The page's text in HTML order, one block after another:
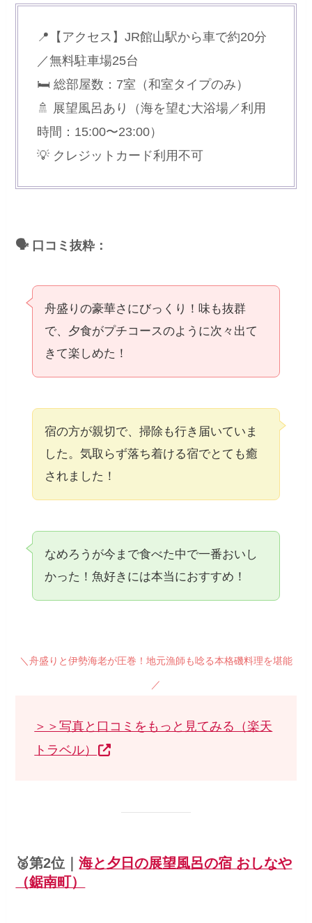
📍【アクセス】JR館山駅から車で約20分
／無料駐車場25台
🛏 総部屋数：7室（和室タイプのみ）
🚿 展望風呂あり（海を望む大浴場／利用
時間：15:00〜23:00）
💡 クレジットカード利用不可
🗣 口コミ抜粋：
舟盛りの豪華さにびっくり！味も抜群
で、夕食がプチコースのように次々出て
きて楽しめた！
宿の方が親切で、掃除も行き届いていま
した。気取らず落ち着ける宿でとても癒
されました！
なめろうが今まで食べた中で一番おいし
かった！魚好きには本当におすすめ！
＼舟盛りと伊勢海老が圧巻！地元漁師も唸る本格磯料理を堪能
／
＞＞写真と口コミをもっと見てみる（楽天
トラベル）
🥈第2位｜海と夕日の展望風呂の宿 おしなや
（鋸南町）